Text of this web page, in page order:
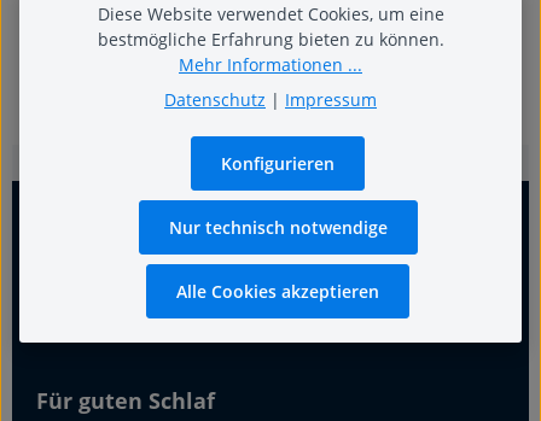
Für guten Schlaf
Diese Website verwendet Cookies, um eine
bestmögliche Erfahrung bieten zu können.
Mehr Informationen ...
Datenschutz | Impressum
Nur technisch notwendige
Konfigurieren
Alle Cookies akzeptieren